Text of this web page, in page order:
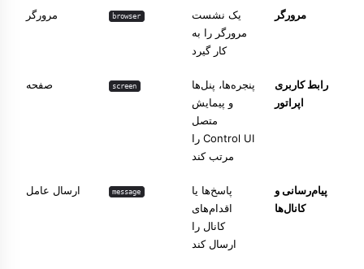
مرورگر
یک نشست
مرورگر را به
کار گیرد
browser مرورگر
رابط کاربری
اپراتور
پنجره‌ها، پنل‌ها
و پیمایش
متصل
Control UI را
مرتب کند
screen صفحه
پیام‌رسانی و
کانال‌ها
پاسخ‌ها یا
اقدام‌های
کانال را
ارسال کند
message ارسال عامل